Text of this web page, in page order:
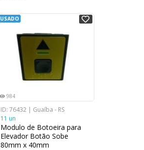
USADO
984
ID: 76432 | Guaíba - RS
11 un
Modulo de Botoeira para
Elevador Botão Sobe
80mm x 40mm